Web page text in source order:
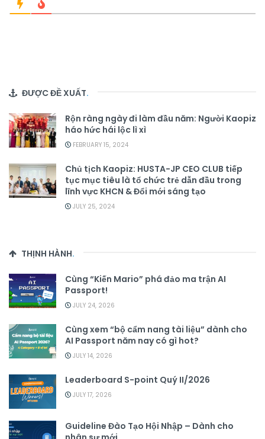
ĐƯỢC ĐỀ XUẤT.
Rộn ràng ngày đi làm đầu năm: Người Kaopiz
háo hức hái lộc lì xì
FEBRUARY 15, 2024
Chủ tịch Kaopiz: HUSTA-JP CEO CLUB tiếp
tục mục tiêu là tổ chức trẻ dẫn đầu trong
lĩnh vực KHCN & Đổi mới sáng tạo
JULY 25, 2024
THỊNH HÀNH.
Cùng “Kiến Mario” phá đảo ma trận AI
Passport!
JULY 24, 2026
Cùng xem “bộ cẩm nang tài liệu” dành cho
AI Passport năm nay có gì hot?
JULY 14, 2026
Leaderboard S-point Quý II/2026
JULY 17, 2026
Guideline Đào Tạo Hội Nhập – Dành cho